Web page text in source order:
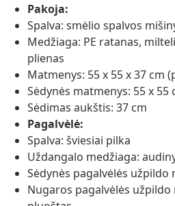
Pakoja:
Spalva: smėlio spalvos
Medžiaga: PE ratanas,
plienas
Matmenys: 55 x 55 x 37 cm
Sėdynės matmenys: 55 x 55
Sėdimas aukštis: 37 cm
Pagalvėlė:
Spalva: šviesiai pilka
Uždangalo medžiaga:
Sėdynės pagalvėlės
Nugaros pagalvėlės